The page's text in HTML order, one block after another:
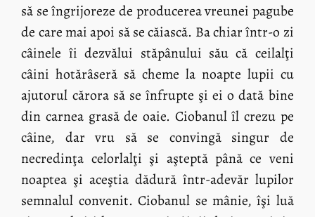
să se îngrijoreze de producerea vreunei pagube
de care mai apoi să se căiască. Ba chiar într-o zi
câinele îi dezvălui stăpânului său că ceilalţi
câini hotărâseră să cheme la noapte lupii cu
ajutorul cărora să se înfrupte şi ei o dată bine
din carnea grasă de oaie. Ciobanul îl crezu pe
câine, dar vru să se convingă singur de
necredinţa celorlalţi şi aşteptă până ce veni
noaptea şi aceştia dădură într-adevăr lupilor
semnalul convenit. Ciobanul se mânie, îşi luă